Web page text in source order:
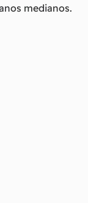
medianos.